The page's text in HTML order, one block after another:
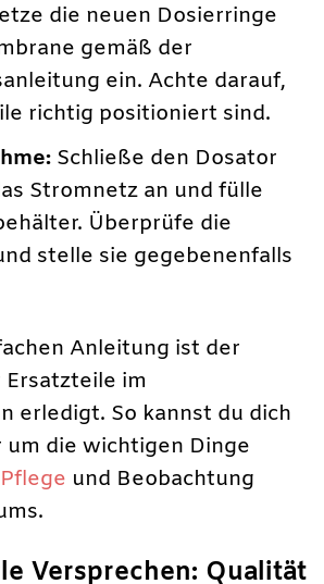
die neuen Dosierringe
gemäß der
ein. Achte darauf,
richtig positioniert sind.
Schließe den Dosator
Stromnetz an und fülle
Überprüfe die
stelle sie gegebenenfalls
Anleitung ist der
im
erledigt. So kannst du dich
die wichtigen Dinge
Pflege und Beobachtung
Versprechen: Qualität